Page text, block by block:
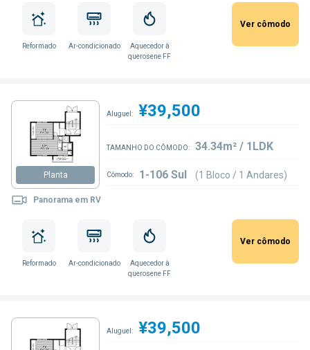
Reformado Ar-condicionado
Aquecedor à
querosene FF
Ver cômodo
Planta
Panorama em RV
Aluguel: ¥39,500
TAMANHO DO CÔMODO: 34.34m² / 1LDK
Cômodo: 1-106 Sul (1 Bloco / 1 Andares)
Reformado Ar-condicionado
Aquecedor à
querosene FF
Ver cômodo
Aluguel: ¥39,500